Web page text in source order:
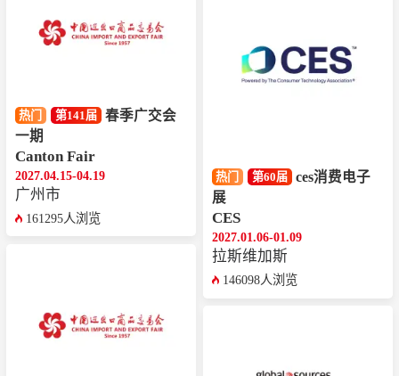
热门 第141届
春季广交会
一期
Canton Fair
2027.04.15-04.19
广州市
161295人浏览
热门 第60届
ces消费电子
展
CES
2027.01.06-01.09
拉斯维加斯
146098人浏览